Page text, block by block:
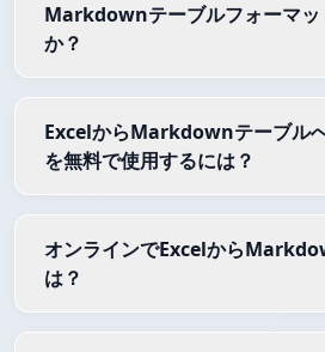
Markdownテーブルフォーマッ
か？
ExcelからMarkdownテーブル
を無料で使用するには？
オンラインでExcelから
は？